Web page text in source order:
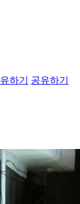
하기
공유하기